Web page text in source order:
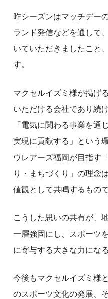
昨シーズンはマッチデー
ランド発信などを通して
いていただきましたこと
す。
マクセルイズミ様が掲げ
いただける会社であり続
「電気に関わる事業を通
実現に貢献する」という
ウレアーズ福岡が目指す
り・まちづくり」の理念
値観として共鳴するもので
こうした思いの共有が、
一層強固にし、スポーツ
に寄与する大きな力にな
今後もマクセルイズミ様
のスポーツ文化の発展、